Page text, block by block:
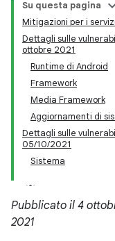
Su questa pagina
Mitigazioni per i
Dettagli sulle
ottobre 2021
Runtime di Android
Framework
Media Framework
Aggiornamenti di
Dettagli sulle
05/10/2021
Sistema
Pubblicato il 4
2021